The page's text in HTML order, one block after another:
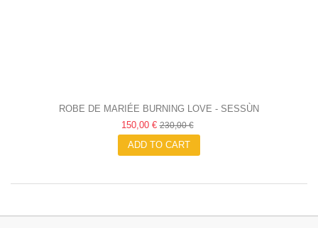
ROBE DE MARIÉE BURNING LOVE - SESSÙN
150,00 €230,00 €
ADD TO CART